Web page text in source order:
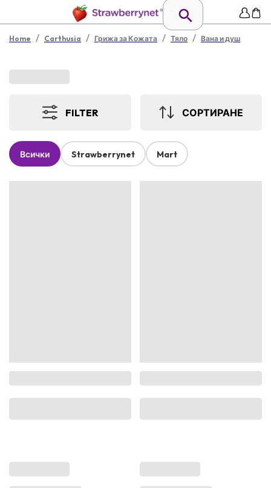
Home / Carthusia / Грижа за Кожата / Тяло / Вана и душ
FILTER СОРТИРАНЕ
Всички Strawberrynet Mart